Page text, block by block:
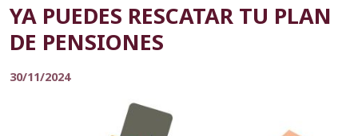
YA PUEDES RESCATAR TU PLAN
DE PENSIONES
30/11/2024